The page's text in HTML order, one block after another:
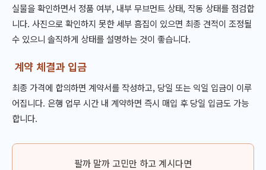
실물을 확인하면서 정품 여부, 내부 무브먼트 상태, 작동 상태를 점검합
니다. 사진으로 확인하지 못한 세부 흠집이 있으면 최종 견적이 조정될
수 있으니 솔직하게 상태를 설명하는 것이 좋습니다.
계약 체결과 입금
최종 가격에 합의하면 계약서를 작성하고, 당일 또는 익일 입금이 이루
어집니다. 은행 업무 시간 내 계약하면 즉시 매입 후 당일 입금도 가능
합니다.
팔까 말까 고민만 하고 계시다면